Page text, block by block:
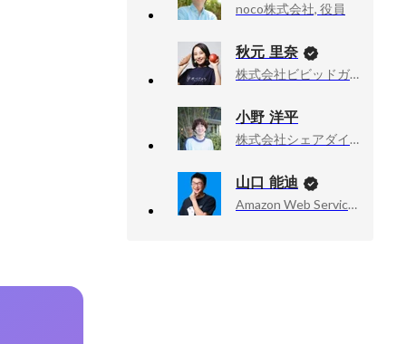
noco株式会社, 役員
秋元 里奈
株式会社ビビッドガーデン, 代表取締役社長
小野 洋平
株式会社シェアダイン, 執行役員 CHRO / People&Culture部 部長
山口 能迪
Amazon Web Services, Inc., Senior Developer Advocate